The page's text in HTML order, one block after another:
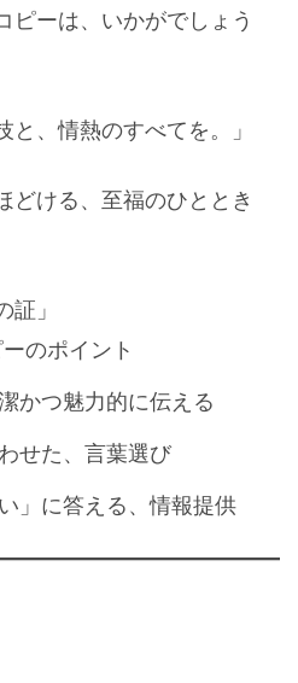
ピーは、いかがでしょう
と、情熱のすべてを。」
どける、至福のひととき
証」
のポイント
かつ魅力的に伝える
せた、言葉選び
」に答える、情報提供